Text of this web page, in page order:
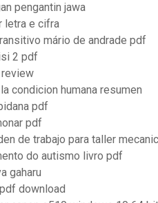
pengantin jawa
letra e cifra
mário de andrade pdf
2 pdf
condicion humana resumen
pdf
pdf
de trabajo para taller
do autismo livro pdf
gaharu
download